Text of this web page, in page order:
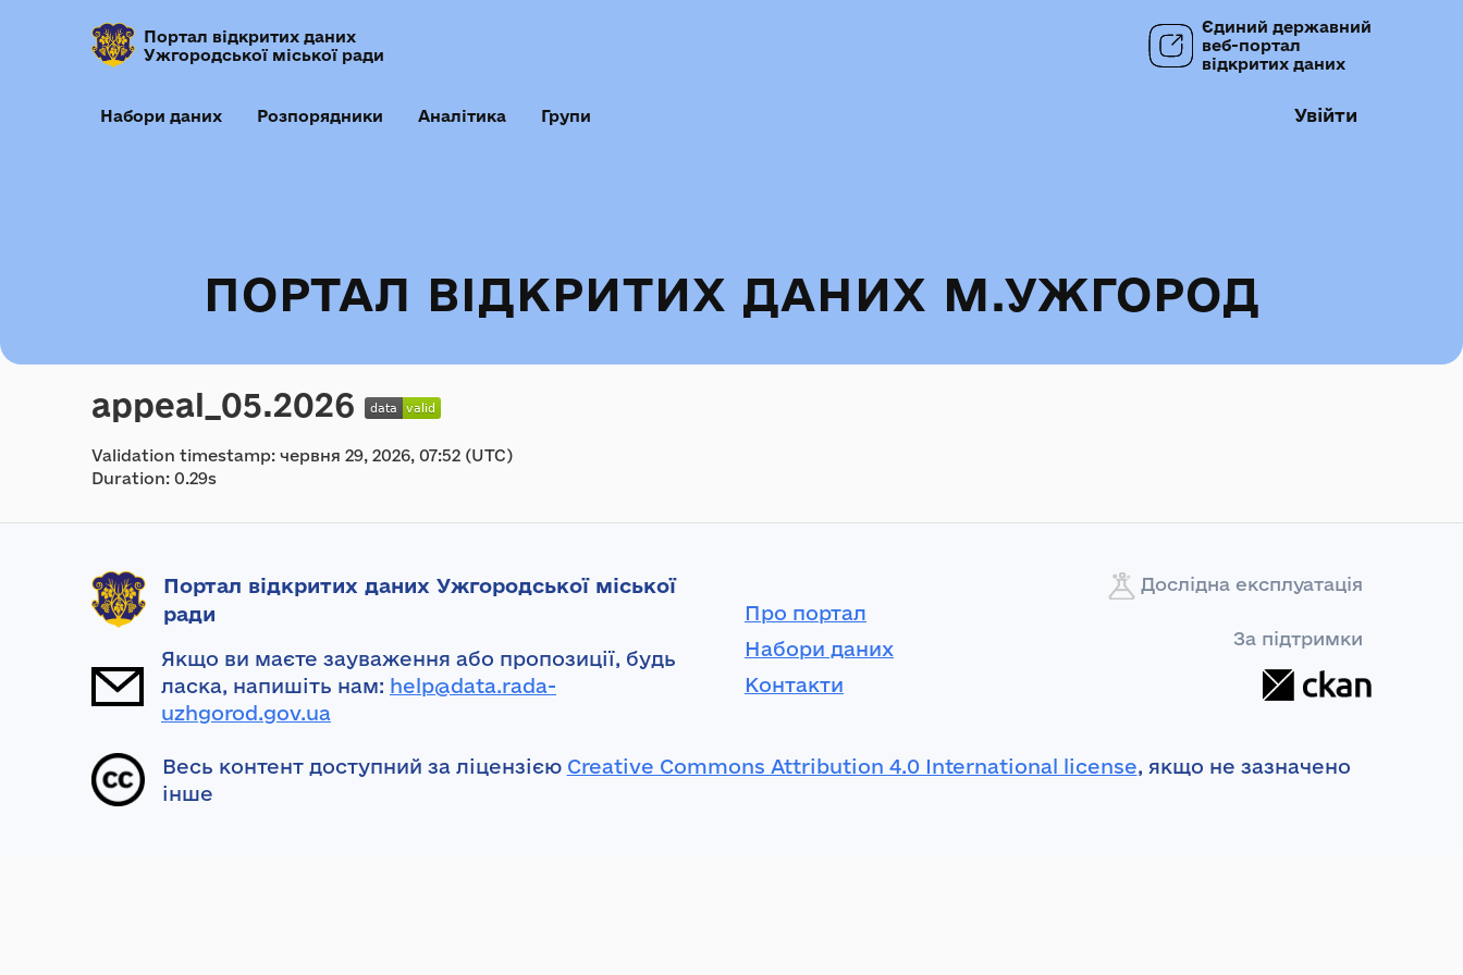
Портал відкритих даних
Ужгородської міської ради
Єдиний державний
веб-портал
відкритих даних
Набори даних Розпорядники Аналітика Групи Увійти
ПОРТАЛ ВІДКРИТИХ ДАНИХ М.УЖГОРОД
appeal_05.2026
Validation timestamp: червня 29, 2026, 07:52 (UTC)
Duration: 0.29s
Портал відкритих даних Ужгородської міської
ради
Якщо ви маєте зауваження або пропозиції, будь
ласка, напишіть нам: help@data.rada-
uzhgorod.gov.ua
Про портал
Набори даних
Контакти
Дослідна експлуатація
За підтримки
Весь контент доступний за ліцензією Creative Commons Attribution 4.0 International license, якщо не зазначено
інше